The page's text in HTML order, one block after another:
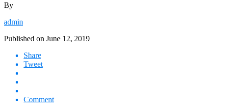
By
admin
Published on June 12, 2019
Share
Tweet
Comment